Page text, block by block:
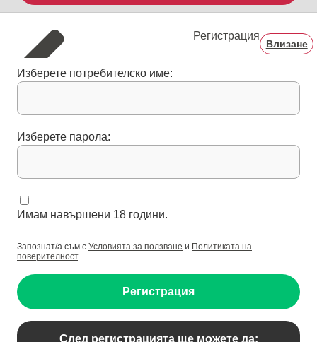
Регистрация
Влизане
Изберете потребителско име:
Изберете парола:
Имам навършени 18 години.
Запознат/а съм с Условията за ползване и Политиката на
поверителност.
Регистрация
След регистрацията ще можете да: